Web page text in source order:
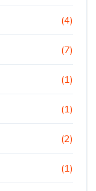
(4)
(7)
(1)
(1)
(2)
(1)